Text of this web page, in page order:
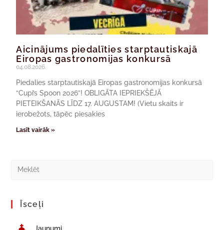
Aicinājums piedalīties starptautiskajā
Eiropas gastronomijas konkursā
04.08.2026.
Piedalies starptautiskajā Eiropas gastronomijas konkursā
“Cupi’s Spoon 2026”! OBLIGĀTA IEPRIEKŠĒJĀ
PIETEIKŠANĀS LĪDZ 17. AUGUSTAM! (Vietu skaits ir
ierobežots, tāpēc piesakies
Lasīt vairāk »
Īsceļi
Jaunumi